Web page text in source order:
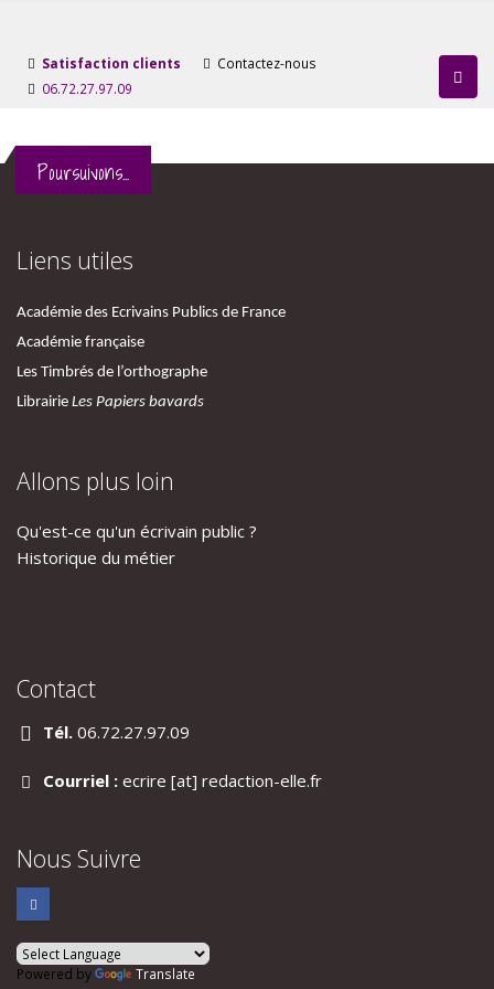
Satisfaction clients
Contactez-nous
06.72.27.97.09
Poursuivons...
Liens utiles
Académie des Ecrivains Publics de France
Académie française
Les Timbrés de l’orthographe
Librairie Les Papiers bavards
Allons plus loin
Qu'est-ce qu'un écrivain public ?
Historique du métier
Contact
Tél. 06.72.27.97.09
Courriel : ecrire [at] redaction-elle.fr
Nous Suivre
Powered by Translate